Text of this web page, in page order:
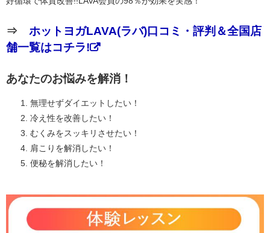
⇒ ホットヨガLAVA(ラバ)口コミ・評判＆全国店
舗一覧はコチラ!
あなたのお悩みを解消！
無理せずダイエットしたい！
冷え性を改善したい！
むくみをスッキリさせたい！
肩こりを解消したい！
便秘を解消したい！